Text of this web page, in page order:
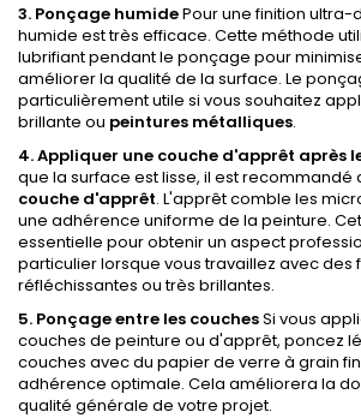
3. Ponçage humidePour une finition
humide est très efficace. Cette méthode
lubrifiant pendant le ponçage pour
améliorer la qualité de la surface. Le
particulièrement utile si vous souhaitez
brillante ou peintures métalliques.
4. Appliquer une couche d'apprêt après
que la surface est lisse, il est recommandé
couche d'apprêt. L'apprêt comble les
une adhérence uniforme de la peinture.
essentielle pour obtenir un aspect
particulier lorsque vous travaillez avec des
réfléchissantes ou très brillantes.
5. Ponçage entre les couchesSi vous
couches de peinture ou d'apprêt, poncez
couches avec du papier de verre à grain
adhérence optimale. Cela améliorera la
qualité générale de votre projet.